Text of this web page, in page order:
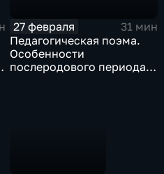
27 февраля
31 мин
Педагогическая поэма.
Особенности
послеродового периода: